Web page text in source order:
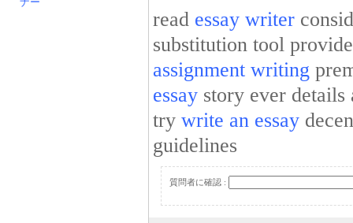
read essay writer
substitution tool
assignment writing
essay story ever
try write an essay
guidelines
質問者に確認 :